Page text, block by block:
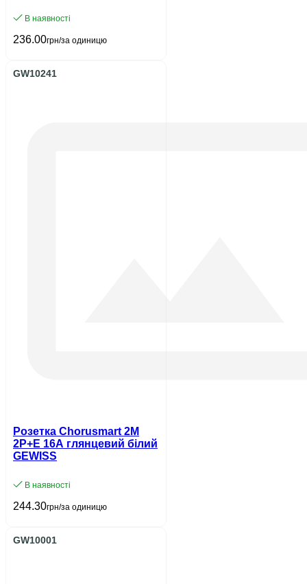
В наявності
236.00грн/за одиницю
GW10241
Розетка Chorusmart 2M
2P+E 16A глянцевий білий
GEWISS
В наявності
244.30грн/за одиницю
GW10001